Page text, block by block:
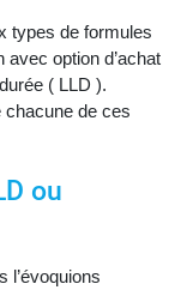
types de formules
avec option d’achat
( LLD ).
de ces
ou
l’évoquions